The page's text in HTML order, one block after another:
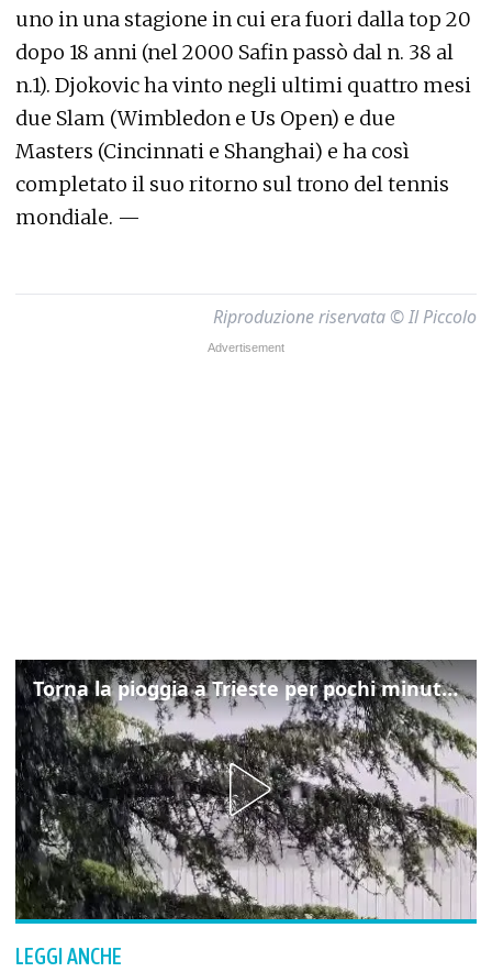
uno in una stagione in cui era fuori dalla top 20
dopo 18 anni (nel 2000 Safin passò dal n. 38 al
n.1). Djokovic ha vinto negli ultimi quattro mesi
due Slam (Wimbledon e Us Open) e due
Masters (Cincinnati e Shanghai) e ha così
completato il suo ritorno sul trono del tennis
mondiale. —
Riproduzione riservata © Il Piccolo
Torna la pioggia a Trieste per pochi minuti: ma il caldo non molla
LEGGI ANCHE